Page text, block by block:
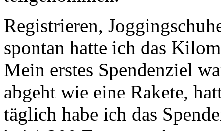
Registrieren,
spontan hatte ich das
Mein erstes Spendenziel
abgeht wie eine Rakete,
täglich habe ich das